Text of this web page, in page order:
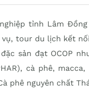
tỉnh Lâm
tour du lịch kết
sản đạt OCOP
cà phê,
phê nguyên chất